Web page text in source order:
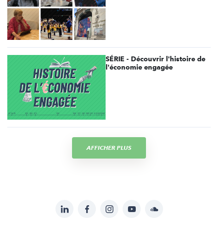
SÉRIE - Découvrir l'histoire de
l'économie engagée
AFFICHER PLUS
LinkedInFacebookInstagramYouTubeSoundcloud